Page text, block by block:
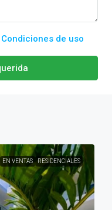
Condiciones de uso
EN VENTAS RESIDENCIALES